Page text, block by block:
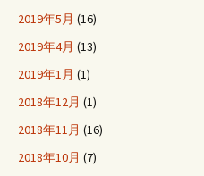
2019年5月 (16)
2019年4月 (13)
2019年1月 (1)
2018年12月 (1)
2018年11月 (16)
2018年10月 (7)